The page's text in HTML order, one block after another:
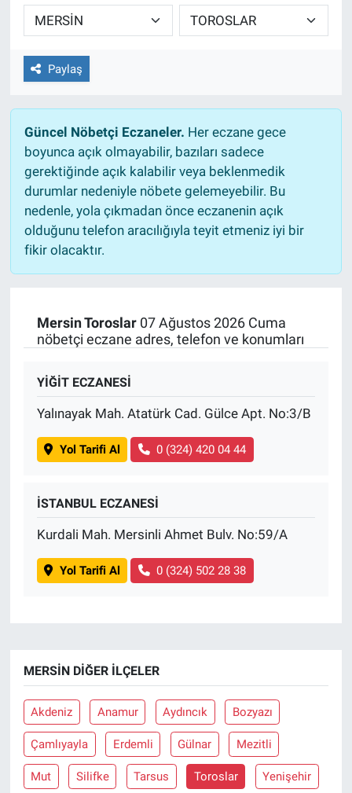
Paylaş
Güncel Nöbetçi Eczaneler. Her eczane gece
boyunca açık olmayabilir, bazıları sadece
gerektiğinde açık kalabilir veya beklenmedik
durumlar nedeniyle nöbete gelemeyebilir. Bu
nedenle, yola çıkmadan önce eczanenin açık
olduğunu telefon aracılığıyla teyit etmeniz iyi bir
fikir olacaktır.
Mersin Toroslar07 Ağustos 2026 Cuma
nöbetçi eczane adres, telefon ve konumları
YİĞİT ECZANESİ
Yalınayak Mah. Atatürk Cad. Gülce Apt. No:3/B
Yol Tarifi Al 0 (324) 420 04 44
İSTANBUL ECZANESİ
Kurdali Mah. Mersinli Ahmet Bulv. No:59/A
Yol Tarifi Al 0 (324) 502 28 38
MERSIN DIĞER İLÇELER
Akdeniz Anamur Aydıncık Bozyazı
Çamlıyayla Erdemli Gülnar Mezitli
Mut Silifke Tarsus Toroslar Yenişehir
TEKNOLOJİ
Dünya
İlçeler
MAGAZİN
Bilim, Teknoloji
ASAYİŞ
EĞİTİM
BİLİM VE TEKNOLOJİ